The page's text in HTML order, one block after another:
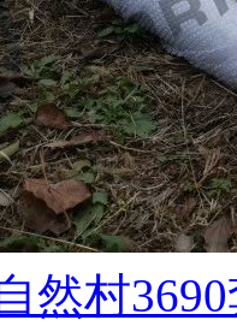
然村